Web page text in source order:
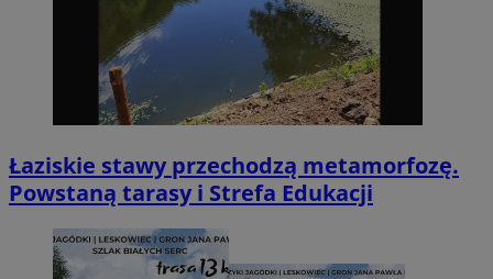
Łaziskie stawy przechodzą metamorfozę.
Powstaną tarasy i Strefa Edukacji